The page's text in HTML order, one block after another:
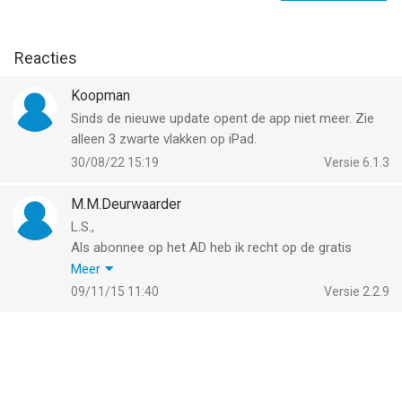
Reacties
Koopman
Sinds de nieuwe update opent de app niet meer. Zie
alleen 3 zwarte vlakken op iPad.
Versie 6.1.3
30/08/22 15:19
M.M.Deurwaarder
L.S.,
Als abonnee op het AD heb ik recht op de gratis
digitale krant.
De app geeft aan : onvoltooide update. Helaas blijft
Meer
Versie 2.2.9
09/11/15 11:40